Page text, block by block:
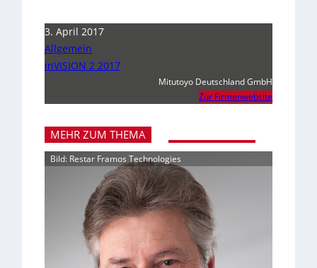
3. April 2017
Allgemein
inVISION 2 2017
Mitutoyo Deutschland GmbH
Zur Firmenwebsite
MEHR ZUM THEMA
Bild: Restar Framos Technologies